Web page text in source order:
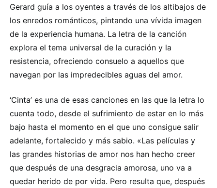
Gerard guía a los oyentes a través de los altibajos de
los enredos románticos, pintando una vívida imagen
de la experiencia humana. La letra de la canción
explora el tema universal de la curación y la
resistencia, ofreciendo consuelo a aquellos que
navegan por las impredecibles aguas del amor.
‘Cinta’ es una de esas canciones en las que la letra lo
cuenta todo, desde el sufrimiento de estar en lo más
bajo hasta el momento en el que uno consigue salir
adelante, fortalecido y más sabio. «Las películas y
las grandes historias de amor nos han hecho creer
que después de una desgracia amorosa, uno va a
quedar herido de por vida. Pero resulta que, después